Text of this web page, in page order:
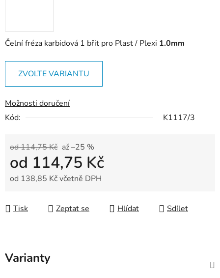
Čelní fréza karbidová 1 břit pro Plast / Plexi 1.0mm
ZVOLTE VARIANTU
Možnosti doručení
Kód:
K1117/3
od 114,75 Kč až –25 %
od 114,75 Kč
od 138,85 Kčvčetně DPH
Tisk
Zeptat se Hlídat Sdílet
Varianty